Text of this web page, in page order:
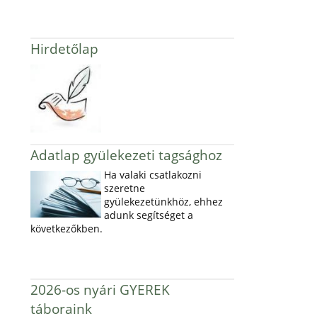
Hirdetőlap
Adatlap gyülekezeti tagsághoz
Ha valaki csatlakozni
szeretne
gyülekezetünkhöz, ehhez
adunk segítséget a
következőkben.
2026-os nyári GYEREK
táboraink